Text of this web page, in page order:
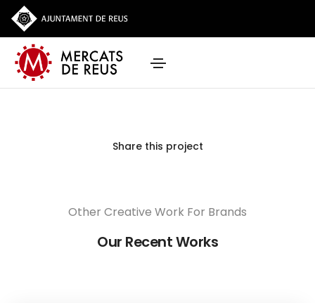
Share this project
Other Creative Work For Brands
Our Recent Works